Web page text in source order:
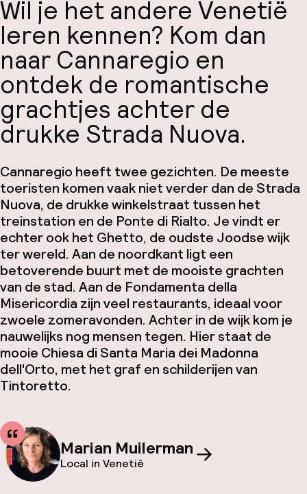
Wil je het andere Venetië
leren kennen? Kom dan
naar Cannaregio en
ontdek de romantische
grachtjes achter de
drukke Strada Nuova.
Cannaregio heeft twee gezichten. De meeste
toeristen komen vaak niet verder dan de Strada
Nuova, de drukke winkelstraat tussen het
treinstation en de Ponte di Rialto. Je vindt er
echter ook het Ghetto, de oudste Joodse wijk
ter wereld. Aan de noordkant ligt een
betoverende buurt met de mooiste grachten
van de stad. Aan de Fondamenta della
Misericordia zijn veel restaurants, ideaal voor
zwoele zomeravonden. Achter in de wijk kom je
nauwelijks nog mensen tegen. Hier staat de
mooie Chiesa di Santa Maria dei Madonna
dell'Orto, met het graf en schilderijen van
Tintoretto.
Marian Muilerman
Local in Venetië